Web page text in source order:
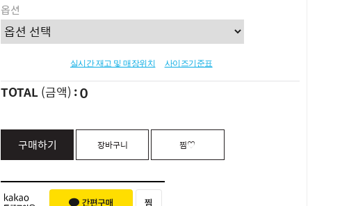
옵션
실시간 재고 및 매장위치 사이즈기준표
TOTAL(금액) 0
구매하기 장바구니 찜♡